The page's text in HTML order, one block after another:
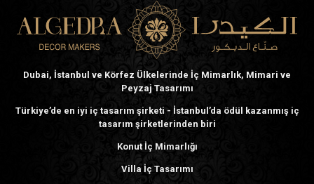
Dubai, İstanbul ve Körfez Ülkelerinde İç Mimarlık, Mimari ve
Peyzaj Tasarımı
Türkiye’de en iyi iç tasarım şirketi - İstanbul’da ödül kazanmış iç
tasarım şirketlerinden biri
Konut İç Mimarlığı
Villa İç Tasarımı